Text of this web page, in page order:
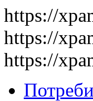
https://
https://
https://